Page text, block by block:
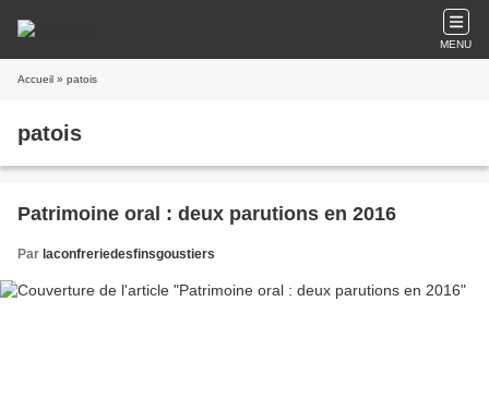
MENU
Accueil » patois
patois
Patrimoine oral : deux parutions en 2016
Par laconfreriedesfinsgoustiers